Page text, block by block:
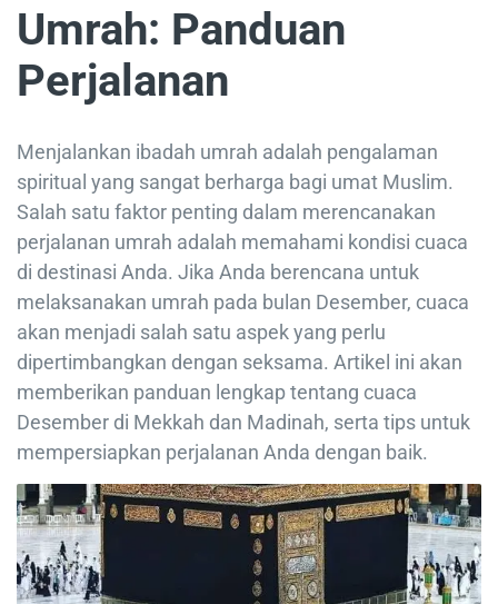
Umrah: Panduan
Perjalanan
Menjalankan ibadah umrah adalah pengalaman
spiritual yang sangat berharga bagi umat Muslim.
Salah satu faktor penting dalam merencanakan
perjalanan umrah adalah memahami kondisi cuaca
di destinasi Anda. Jika Anda berencana untuk
melaksanakan umrah pada bulan Desember, cuaca
akan menjadi salah satu aspek yang perlu
dipertimbangkan dengan seksama. Artikel ini akan
memberikan panduan lengkap tentang cuaca
Desember di Mekkah dan Madinah, serta tips untuk
mempersiapkan perjalanan Anda dengan baik.